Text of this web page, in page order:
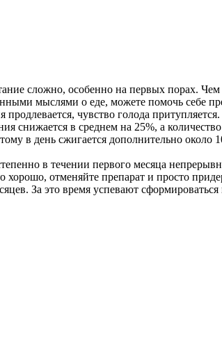
сложно, особенно на первых порах.
мыслями о еде, можете помочь себе
чувство голода
снижается в среднем на 25%, а
в день сжигается дополнительно около
в течении первого месяца
отменяйте препарат и просто
За это время успевают